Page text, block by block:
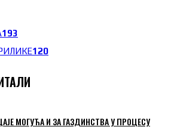
193
120
МОГУЋА И ЗА ГАЗДИНСТВА У ПРОЦЕСУ